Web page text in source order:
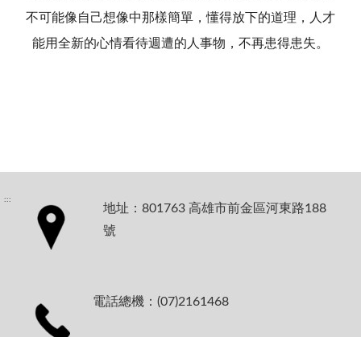
不可能像自己想像中那樣簡單，懂得放下的道理，人才
能用全新的心情看待週遭的人事物，不再患得患失。
:::
地址：801763 高雄市前金區河東路188
號
電話總機：(07)2161468